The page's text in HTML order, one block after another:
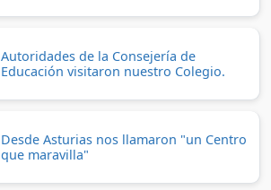
Autoridades de la Consejería de
Educación visitaron nuestro Colegio.
Desde Asturias nos llamaron "un Centro
que maravilla"